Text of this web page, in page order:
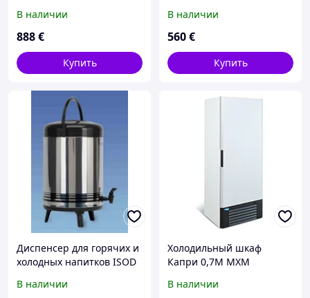
В наличии
888€
Купить
В наличии
560€
Купить
Диспенсер для горячих и
холодных напитков ISOD
В наличии
Холодильный шкаф
Капри 0,7М МХМ
В наличии